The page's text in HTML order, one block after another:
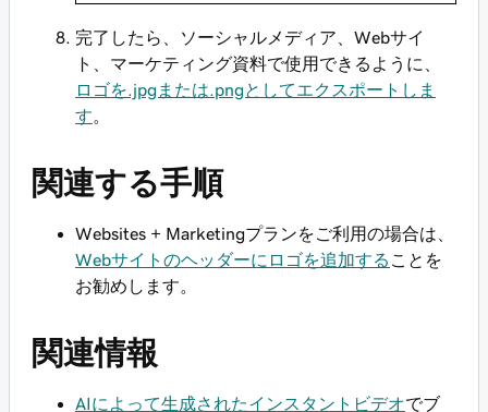
完了したら、ソーシャルメディア、Webサイ
ト、マーケティング資料で使用できるように、
ロゴを.jpgまたは.pngとしてエクスポートしま
す
関連する手順
Websites + Marketingプランをご利用の場合は、
Webサイトのヘッダーにロゴを追加する ことを
お勧めします。
関連情報
AIによって生成されたインスタントビデオでブ